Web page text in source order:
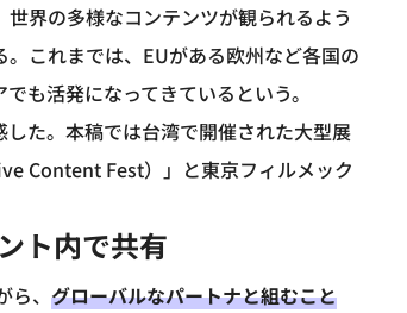
界の多様なコンテンツが観られるよう
これまでは、EUがある欧州など各国の
も活発になってきているという。
た。本稿では台湾で開催された大型展
Content Fest）」と東京フィルメック
ト内で共有
、 グローバルなパートナと組むこと